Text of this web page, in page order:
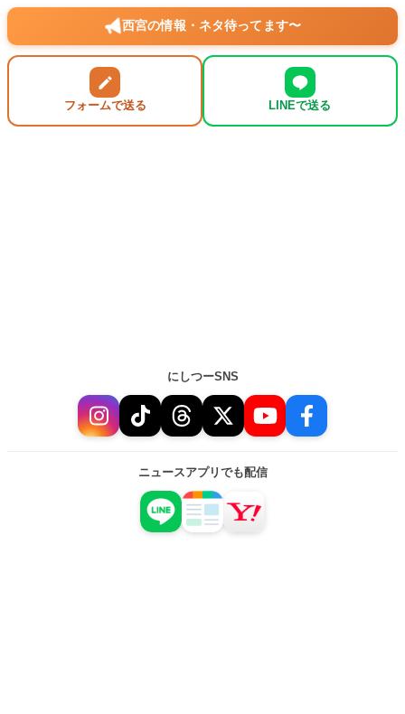
西宮の情報・ネタ待ってます〜
フォームで送る LINEで送る
にしつーSNS
ニュースアプリでも配信